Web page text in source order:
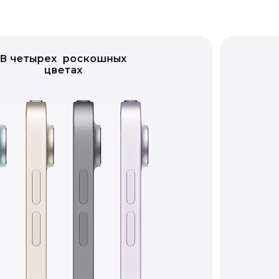
В четырех роскошных
цветах